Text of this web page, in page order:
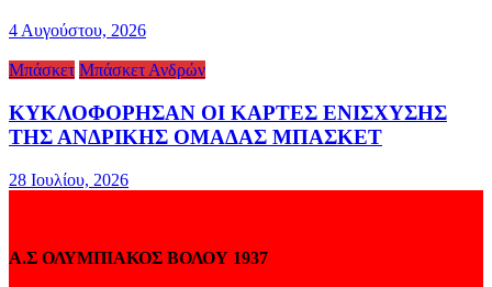
4 Αυγούστου, 2026
Μπάσκετ Μπάσκετ Ανδρών
ΚΥΚΛΟΦΟΡΗΣΑΝ ΟΙ ΚΑΡΤΕΣ ΕΝΙΣΧΥΣΗΣ
ΤΗΣ ΑΝΔΡΙΚΗΣ ΟΜΑΔΑΣ ΜΠΑΣΚΕΤ
28 Ιουλίου, 2026
Α.Σ ΟΛΥΜΠΙΑΚΟΣ ΒΟΛΟΥ 1937